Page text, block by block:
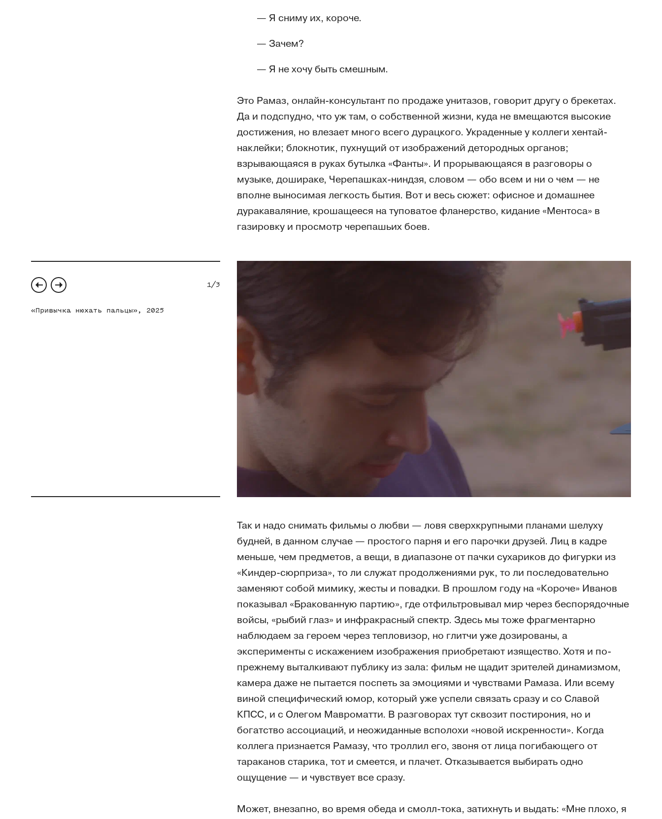
— Я сниму их, короче.
— Зачем?
— Я не хочу быть смешным.
Это Рамаз, онлайн-консультант по продаже унитазов, говорит другу о брекетах.
Да и подспудно, что уж там, о собственной жизни, куда не вмещаются высокие
достижения, но влезает много всего дурацкого. Украденные у коллеги хентай-
наклейки; блокнотик, пухнущий от изображений детородных органов;
взрывающаяся в руках бутылка «Фанты». И прорывающаяся в разговоры о
музыке, дошираке, Черепашках-ниндзя, словом — обо всем и ни о чем — не
вполне выносимая легкость бытия. Вот и весь сюжет: офисное и домашнее
дуракаваляние, крошащееся на туповатое фланерство, кидание «Ментоса» в
газировку и просмотр черепашьих боев.
1 /3
«Привычка нюхать пальцы», 2025
Так и надо снимать фильмы о любви — ловя сверхкрупными планами шелуху
будней, в данном случае — простого парня и его парочки друзей. Лиц в кадре
меньше, чем предметов, а вещи, в диапазоне от пачки сухариков до фигурки из
«Киндер-сюрприза», то ли служат продолжениями рук, то ли последовательно
заменяют собой мимику, жесты и повадки. В прошлом году на «Короче» Иванов
показывал «Бракованную партию», где отфильтровывал мир через беспорядочные
войсы, «рыбий глаз» и инфракрасный спектр. Здесь мы тоже фрагментарно
наблюдаем за героем через тепловизор, но глитчи уже дозированы, а
эксперименты с искажением изображения приобретают изящество. Хотя и по-
прежнему выталкивают публику из зала: фильм не щадит зрителей динамизмом,
камера даже не пытается поспеть за эмоциями и чувствами Рамаза. Или всему
виной специфический юмор, который уже успели связать сразу и со Славой
КПСС, и с Олегом Мавроматти. В разговорах тут сквозит постирония, но и
богатство ассоциаций, и неожиданные всполохи «новой искренности». Когда
коллега признается Рамазу, что троллил его, звоня от лица погибающего от
тараканов старика, тот и смеется, и плачет. Отказывается выбирать одно
ощущение — и чувствует все сразу.
Может, внезапно, во время обеда и смолл-тока, затихнуть и выдать: «Мне плохо, я